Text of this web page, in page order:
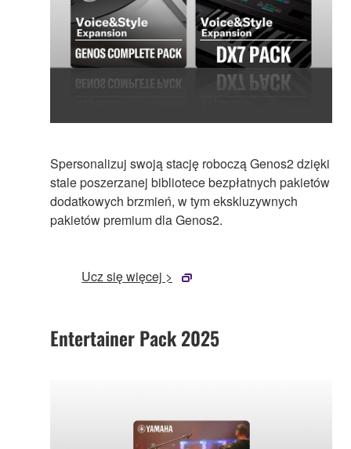
Spersonalizuj swoją stację roboczą Genos2 dzięki
stale poszerzanej bibliotece bezpłatnych pakietów
dodatkowych brzmień, w tym ekskluzywnych
pakietów premium dla Genos2.
Ucz się więcej >
Entertainer Pack 2025